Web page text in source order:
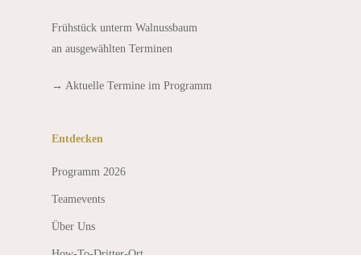
Frühstück unterm Walnussbaum
an ausgewählten Terminen
→ Aktuelle Termine im Programm
Entdecken
Programm 2026
Teamevents
Über Uns
How-To-Dritter-Ort